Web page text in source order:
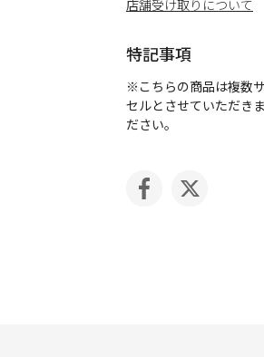
店舗受け取りについて
特記事項
※こちらの商品は複数
セルとさせていただき
ださい。